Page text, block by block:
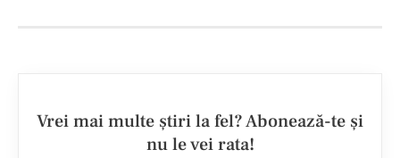
Vrei mai multe ştiri la fel? Abonează-te şi
nu le vei rata!